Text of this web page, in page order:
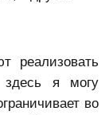
реализовать
я могу
во